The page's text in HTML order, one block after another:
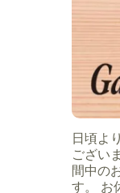
日頃よ
ござい
間中の
す。 お